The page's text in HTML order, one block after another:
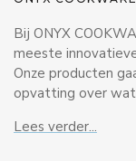
Bij ONYX
meeste
Onze producten
opvatting over wat
Lees verder...